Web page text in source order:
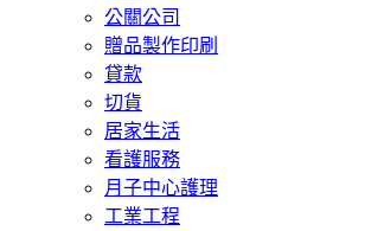
公關公司
贈品製作印刷
貸款
切貨
居家生活
看護服務
月子中心護理
工業工程